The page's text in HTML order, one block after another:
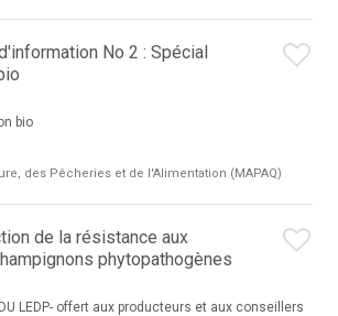
No 2 : Spécial
bio
des Pêcheries et de l'Alimentation (MAPAQ)
de la résistance aux
phytopathogènes
DU LEDP- offert aux producteurs et aux conseillers